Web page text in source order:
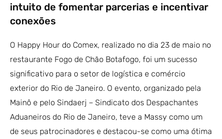
intuito de fomentar parcerias e incentivar
conexões
O Happy Hour do Comex, realizado no dia 23 de maio no
restaurante Fogo de Chão Botafogo, foi um sucesso
significativo para o setor de logística e comércio
exterior do Rio de Janeiro. O evento, organizado pela
Mainô e pelo Sindaerj – Sindicato dos Despachantes
Aduaneiros do Rio de Janeiro, teve a Massy como um
de seus patrocinadores e destacou-se como uma ótima